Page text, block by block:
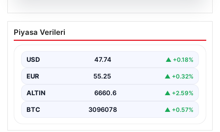
07.08.2026
TBMM’de “Terörsüz Türkiye”
Tartışması: İYİ Parti’nin Araştırma
Türkiye Büyük Millet Meclisi Genel Kurulu'nda, İYİ Parti
Piyasa Verileri
USD 47.74 ▲ +0.18%
EUR 55.25 ▲ +0.32%
ALTIN 6660.6 ▲ +2.59%
BTC 3096078 ▲ +0.57%